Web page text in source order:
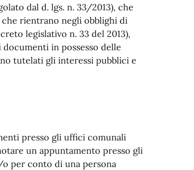
dal d. lgs. n. 33/2013), che
rientrano negli obblighi di
legislativo n. 33 del 2013),
in possesso delle
tutelati gli interessi pubblici e
presso gli uffici comunali
un appuntamento presso gli
per conto di una persona